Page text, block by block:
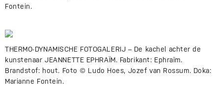
Fontein.
THERMO-DYNAMISCHE FOTOGALERIJ – De kachel achter de
kunstenaar JEANNETTE EPHRAÏM. Fabrikant: Ephraïm.
Brandstof: hout. Foto © Ludo Hoes, Jozef van Rossum. Doka:
Marianne Fontein.